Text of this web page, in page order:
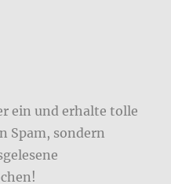
ein und erhalte tolle
Spam, sondern